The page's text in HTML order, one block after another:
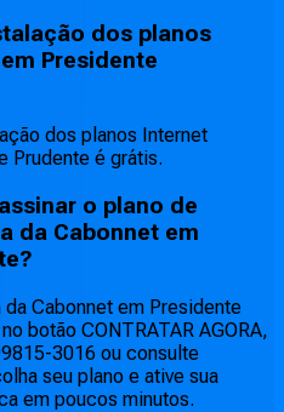
dos planos
Presidente
dos planos Internet
Prudente é grátis.
o plano de
da Cabonnet em
Cabonnet em Presidente
botão CONTRATAR AGORA,
3016 ou consulte
seu plano e ative sua
em poucos minutos.